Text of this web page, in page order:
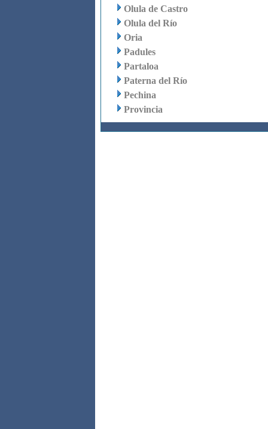
Olula de Castro
Olula del Río
Oria
Padules
Partaloa
Paterna del Río
Pechina
Provincia